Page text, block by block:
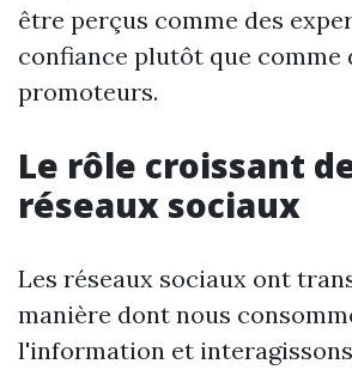
être perçus comme des
confiance plutôt que comme
promoteurs.
Le rôle croissant
réseaux sociaux
Les réseaux sociaux ont
manière dont nous
l'information et